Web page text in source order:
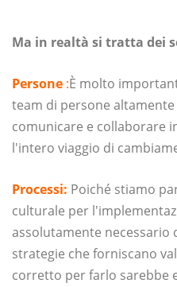
Ma in realtà si tratta dei
Persone :È molto
team di persone
comunicare e collaborare
l'intero viaggio di
Processi: Poiché stiamo
culturale per
assolutamente necessario
strategie che forniscano
corretto per farlo sarebbe